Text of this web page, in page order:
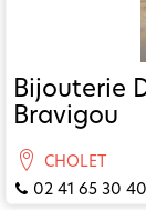
Bijouterie
Bravigou
CHOLET
02 41 65 30 40